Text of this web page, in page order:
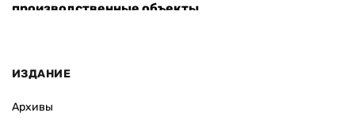
производственные объекты
ИЗДАНИЕ
Архивы